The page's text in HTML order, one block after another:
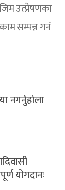
उत्प्रेषणका
सम्पन्न गर्न
नगर्नुहोला
योगदानः